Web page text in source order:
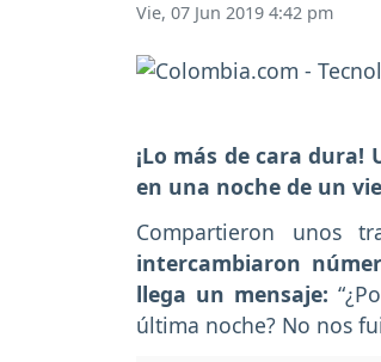
Vie, 07 Jun 2019 4:42 pm
¡Lo más de cara
en una noche de un
Compartieron unos
intercambiaron
llega un mensaje:
última noche? No nos